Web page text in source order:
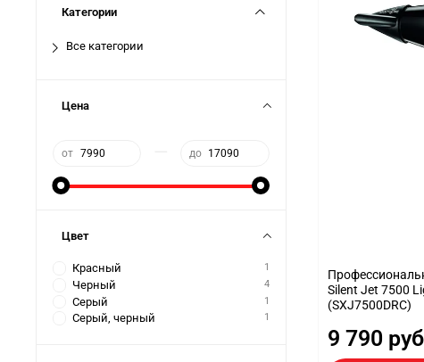
Silent Jet 7500
(SXJ7500DRC)
9 790 руб
Категории
Все категории
Цена
от до
Цвет
Красный 1
Черный 4
Серый 1
Серый, черный 1